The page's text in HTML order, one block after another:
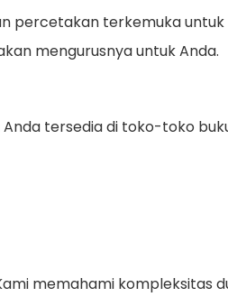
percetakan terkemuka untuk
mengurusnya untuk Anda.
tersedia di toko-toko
memahami kompleksitas